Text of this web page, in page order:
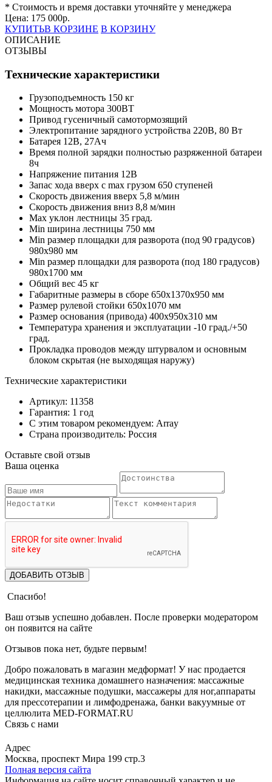
* Стоимость и время доставки уточняйте у менеджера
Цена: 175 000р.
КУПИТЬВ КОРЗИНЕ В КОРЗИНУ
ОПИСАНИЕ
ОТЗЫВЫ
Технические характеристики
Грузоподъемность 150 кг
Мощность мотора 300ВТ
Привод гусеничный самотормозящий
Электропитание зарядного устройства 220В, 80 Вт
Батарея 12В, 27Ач
Время полной зарядки полностью разряженной батареи
8ч
Напряжение питания 12В
Запас хода вверх с max грузом 650 ступеней
Скорость движения вверх 5,8 м/мин
Скорость движения вниз 8,8 м/мин
Max уклон лестницы 35 град.
Min ширина лестницы 750 мм
Min размер площадки для разворота (под 90 градусов)
980х980 мм
Min размер площадки для разворота (под 180 градусов)
980х1700 мм
Общий вес 45 кг
Габаритные размеры в сборе 650х1370х950 мм
Размер рулевой стойки 650х1070 мм
Размер основания (привода) 400х950х310 мм
Температура хранения и эксплуатации -10 град./+50
град.
Прокладка проводов между штурвалом и основным
блоком скрытая (не выходящая наружу)
Технические характеристики
Артикул: 11358
Гарантия: 1 год
С этим товаром рекомендуем: Array
Страна производитель: Россия
Оставьте свой отзыв
Ваша оценка
ДОБАВИТЬ ОТЗЫВ
Спасибо!
Ваш отзыв успешно добавлен. После проверки модератором
он появится на сайте
Отзывов пока нет, будьте первым!
Добро пожаловать в магазин медформат! У нас продается
медицинская техника домашнего назначения: массажные
накидки, массажные подушки, массажеры для ног,аппараты
для прессотерапии и лимфодренажа, банки вакуумные от
целлюлита MED-FORMAT.RU
Связь с нами
Адрес
Москва, проспект Мира 199 стр.3
Полная версия сайта